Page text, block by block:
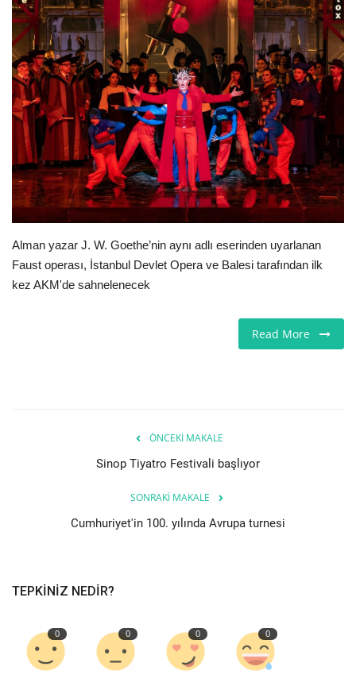
Seri İlanlar
İngiltere
Videolar
İş & Ekonomi
Firma Rehberi
Kültür - Sanat
Dilim
English
Alman yazar J. W. Goethe’nin aynı adlı eserinden uyarlanan
Faust operası, İstanbul Devlet Opera ve Balesi tarafından ilk
kez AKM'de sahnelenecek
Read More
ÖNCEKI MAKALE
Sinop Tiyatro Festivali başlıyor
SONRAKI MAKALE
Cumhuriyet'in 100. yılında Avrupa turnesi
TEPKINIZ NEDIR?
0 0 0 0